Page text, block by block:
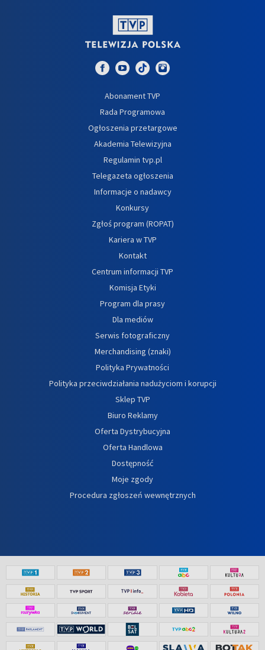
Abonament TVP
Rada Programowa
Ogłoszenia przetargowe
Akademia Telewizyjna
Regulamin tvp.pl
Telegazeta ogłoszenia
Informacje o nadawcy
Konkursy
Zgłoś program (ROPAT)
Kariera w TVP
Kontakt
Centrum informacji TVP
Komisja Etyki
Program dla prasy
Dla mediów
Serwis fotograficzny
Merchandising (znaki)
Polityka Prywatności
Polityka przeciwdziałania nadużyciom i korupcji
Sklep TVP
Biuro Reklamy
Oferta Dystrybucyjna
Oferta Handlowa
Dostępność
Moje zgody
Procedura zgłoszeń wewnętrznych